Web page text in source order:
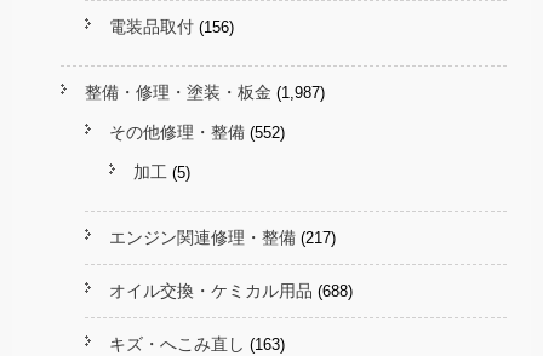
電装品取付 (156)
整備・修理・塗装・板金 (1,987)
その他修理・整備 (552)
加工 (5)
エンジン関連修理・整備 (217)
オイル交換・ケミカル用品 (688)
キズ・へこみ直し (163)